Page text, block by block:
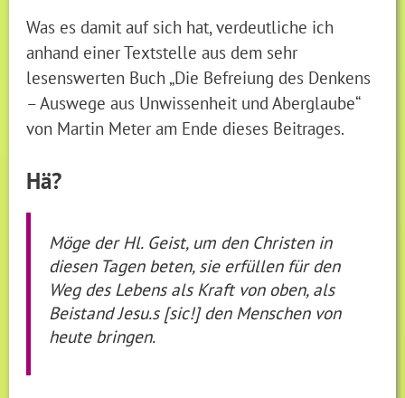
Was es damit auf sich hat, verdeutliche ich
anhand einer Textstelle aus dem sehr
lesenswerten Buch „Die Befreiung des Denkens
– Auswege aus Unwissenheit und Aberglaube“
von Martin Meter am Ende dieses Beitrages.
Hä?
Möge der Hl. Geist, um den Christen in
diesen Tagen beten, sie erfüllen für den
Weg des Lebens als Kraft von oben, als
Beistand Jesu.s [sic!] den Menschen von
heute bringen.